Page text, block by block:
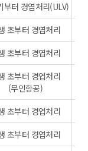
부터 경엽처리(ULV)
초부터 경엽처리
초부터 경엽처리
초부터 경엽처리
(무인항공)
초부터 경엽처리
초부터 경엽처리